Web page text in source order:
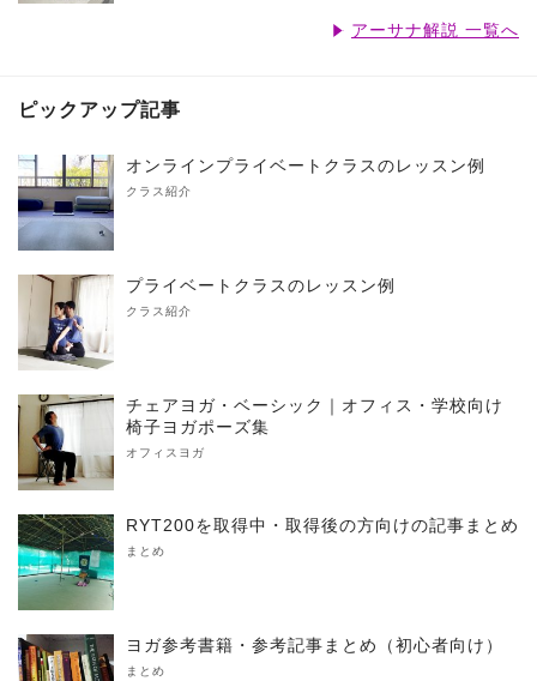
アーサナ解説 一覧へ
ピックアップ記事
オンラインプライベートクラスのレッスン例
クラス紹介
プライベートクラスのレッスン例
クラス紹介
チェアヨガ・ベーシック｜オフィス・学校向け
椅子ヨガポーズ集
オフィスヨガ
RYT200を取得中・取得後の方向けの記事まとめ
まとめ
ヨガ参考書籍・参考記事まとめ（初心者向け）
まとめ